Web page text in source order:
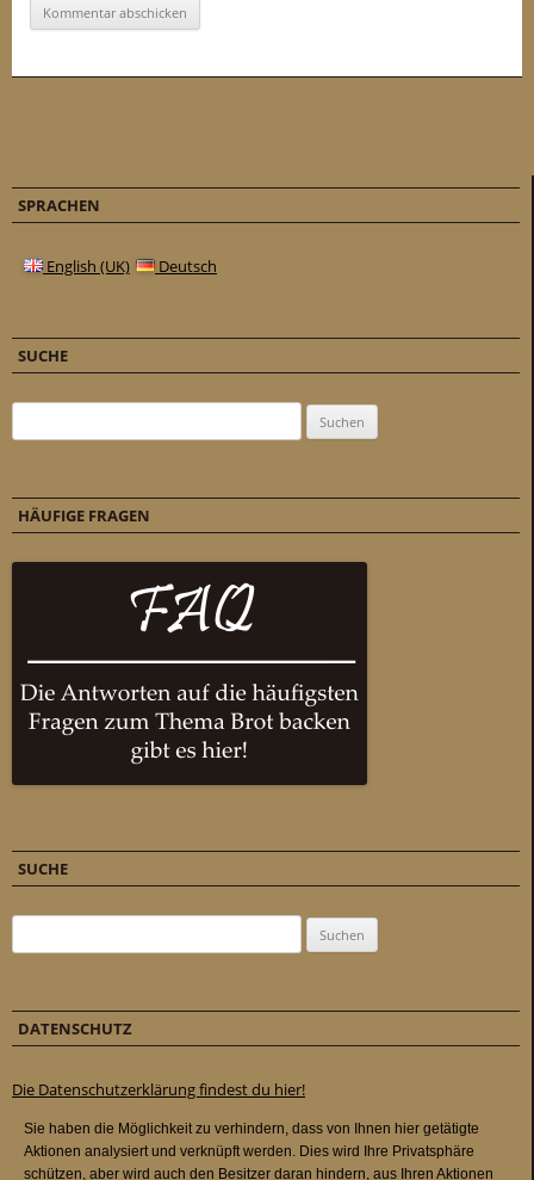
SPRACHEN
English (UK) Deutsch
SUCHE
HÄUFIGE FRAGEN
SUCHE
DATENSCHUTZ
Die Datenschutzerklärung findest du hier!